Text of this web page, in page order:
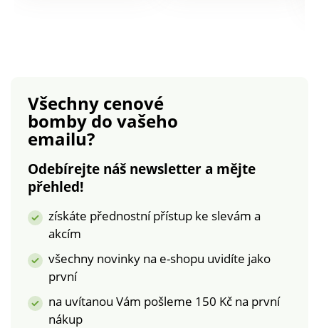
zesílením pro
dodatečnou oporu a
úlevu zádům.
Oeko-Tex (n° CQ
1216/3 IFTH). Tato
textilní výrobky, které
byly podrobeny
laboratorním testům
na široké spektrum
škodlivých látek a
výrobek je bezpečný
nad rámec platných
nastavitelná ramínka.
košíčky mašlička. Bez
Všechny cenové
bombydo vašeho
emailu?
Odebírejte náš newsletter a mějte
přehled!
získáte přednostní přístup ke slevám a
akcím
všechny novinky na e-shopu uvidíte jako
první
na uvítanou Vám pošleme 150 Kč na první
nákup